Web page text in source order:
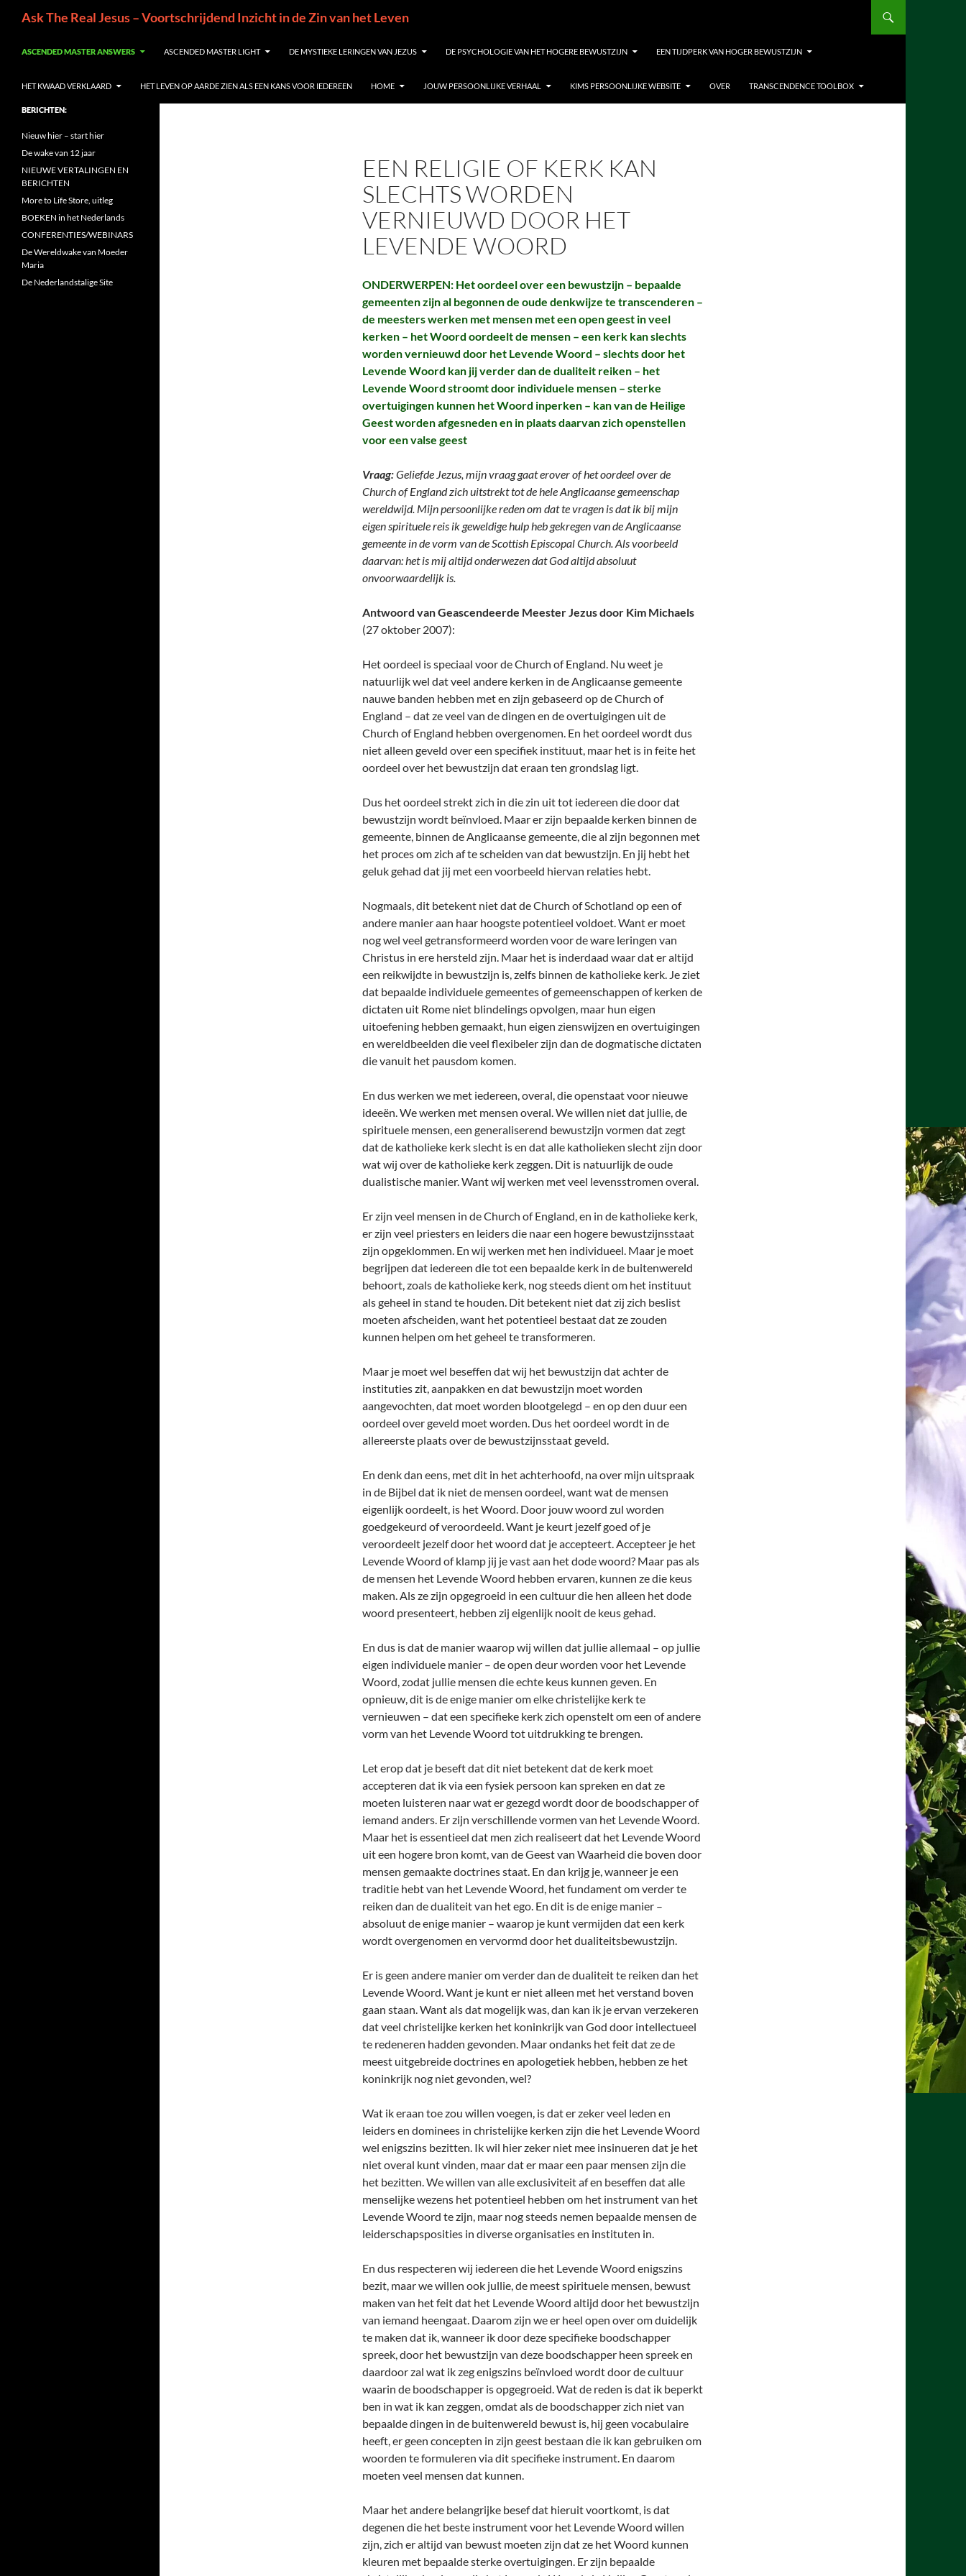
inhoud
Ask The Real Jesus – Voortschrijdend Inzicht in de Zin van het Leven
ASCENDED MASTER ANSWERS ASCENDED MASTER LIGHT DE MYSTIEKE LERINGEN VAN JEZUS DE PSYCHOLOGIE VAN HET HOGERE BEWUSTZIJN EEN TIJDPERK VAN HOGER BEWUSTZIJN
HET KWAAD VERKLAARD HET LEVEN OP AARDE ZIEN ALS EEN KANS VOOR IEDEREEN HOME JOUW PERSOONLIJKE VERHAAL KIMS PERSOONLIJKE WEBSITE OVER TRANSCENDENCE TOOLBOX
EEN RELIGIE OF KERK KAN
SLECHTS WORDEN
VERNIEUWD DOOR HET
LEVENDE WOORD
ONDERWERPEN: Het oordeel over een bewustzijn – bepaalde
gemeenten zijn al begonnen de oude denkwijze te transcenderen –
de meesters werken met mensen met een open geest in veel
kerken – het Woord oordeelt de mensen – een kerk kan slechts
worden vernieuwd door het Levende Woord – slechts door het
Levende Woord kan jij verder dan de dualiteit reiken – het
Levende Woord stroomt door individuele mensen – sterke
overtuigingen kunnen het Woord inperken – kan van de Heilige
Geest worden afgesneden en in plaats daarvan zich openstellen
voor een valse geest
Vraag:Geliefde Jezus, mijn vraag gaat erover of het oordeel over de
Church of England zich uitstrekt tot de hele Anglicaanse gemeenschap
wereldwijd. Mijn persoonlijke reden om dat te vragen is dat ik bij mijn
eigen spirituele reis ik geweldige hulp heb gekregen van de Anglicaanse
gemeente in de vorm van de Scottish Episcopal Church. Als voorbeeld
daarvan: het is mij altijd onderwezen dat God altijd absoluut
onvoorwaardelijk is.
Antwoord van Geascendeerde Meester Jezus door Kim Michaels
(27 oktober 2007):
Het oordeel is speciaal voor de Church of England. Nu weet je
natuurlijk wel dat veel andere kerken in de Anglicaanse gemeente
nauwe banden hebben met en zijn gebaseerd op de Church of
England – dat ze veel van de dingen en de overtuigingen uit de
Church of England hebben overgenomen. En het oordeel wordt dus
niet alleen geveld over een specifiek instituut, maar het is in feite het
oordeel over het bewustzijn dat eraan ten grondslag ligt.
Dus het oordeel strekt zich in die zin uit tot iedereen die door dat
bewustzijn wordt beïnvloed. Maar er zijn bepaalde kerken binnen de
gemeente, binnen de Anglicaanse gemeente, die al zijn begonnen met
het proces om zich af te scheiden van dat bewustzijn. En jij hebt het
geluk gehad dat jij met een voorbeeld hiervan relaties hebt.
Nogmaals, dit betekent niet dat de Church of Schotland op een of
andere manier aan haar hoogste potentieel voldoet. Want er moet
nog wel veel getransformeerd worden voor de ware leringen van
Christus in ere hersteld zijn. Maar het is inderdaad waar dat er altijd
een reikwijdte in bewustzijn is, zelfs binnen de katholieke kerk. Je ziet
dat bepaalde individuele gemeentes of gemeenschappen of kerken de
dictaten uit Rome niet blindelings opvolgen, maar hun eigen
uitoefening hebben gemaakt, hun eigen zienswijzen en overtuigingen
en wereldbeelden die veel flexibeler zijn dan de dogmatische dictaten
die vanuit het pausdom komen.
En dus werken we met iedereen, overal, die openstaat voor nieuwe
ideeën. We werken met mensen overal. We willen niet dat jullie, de
spirituele mensen, een generaliserend bewustzijn vormen dat zegt
dat de katholieke kerk slecht is en dat alle katholieken slecht zijn door
wat wij over de katholieke kerk zeggen. Dit is natuurlijk de oude
dualistische manier. Want wij werken met veel levensstromen overal.
Er zijn veel mensen in de Church of England, en in de katholieke kerk,
er zijn veel priesters en leiders die naar een hogere bewustzijnsstaat
zijn opgeklommen. En wij werken met hen individueel. Maar je moet
begrijpen dat iedereen die tot een bepaalde kerk in de buitenwereld
behoort, zoals de katholieke kerk, nog steeds dient om het instituut
als geheel in stand te houden. Dit betekent niet dat zij zich beslist
moeten afscheiden, want het potentieel bestaat dat ze zouden
kunnen helpen om het geheel te transformeren.
Maar je moet wel beseffen dat wij het bewustzijn dat achter de
instituties zit, aanpakken en dat bewustzijn moet worden
aangevochten, dat moet worden blootgelegd – en op den duur een
oordeel over geveld moet worden. Dus het oordeel wordt in de
allereerste plaats over de bewustzijnsstaat geveld.
En denk dan eens, met dit in het achterhoofd, na over mijn uitspraak
in de Bijbel dat ik niet de mensen oordeel, want wat de mensen
eigenlijk oordeelt, is het Woord. Door jouw woord zul worden
goedgekeurd of veroordeeld. Want je keurt jezelf goed of je
veroordeelt jezelf door het woord dat je accepteert. Accepteer je het
Levende Woord of klamp jij je vast aan het dode woord? Maar pas als
de mensen het Levende Woord hebben ervaren, kunnen ze die keus
maken. Als ze zijn opgegroeid in een cultuur die hen alleen het dode
woord presenteert, hebben zij eigenlijk nooit de keus gehad.
En dus is dat de manier waarop wij willen dat jullie allemaal – op jullie
eigen individuele manier – de open deur worden voor het Levende
Woord, zodat jullie mensen die echte keus kunnen geven. En
opnieuw, dit is de enige manier om elke christelijke kerk te
vernieuwen – dat een specifieke kerk zich openstelt om een of andere
vorm van het Levende Woord tot uitdrukking te brengen.
Let erop dat je beseft dat dit niet betekent dat de kerk moet
accepteren dat ik via een fysiek persoon kan spreken en dat ze
moeten luisteren naar wat er gezegd wordt door de boodschapper of
iemand anders. Er zijn verschillende vormen van het Levende Woord.
Maar het is essentieel dat men zich realiseert dat het Levende Woord
uit een hogere bron komt, van de Geest van Waarheid die boven door
mensen gemaakte doctrines staat. En dan krijg je, wanneer je een
traditie hebt van het Levende Woord, het fundament om verder te
reiken dan de dualiteit van het ego. En dit is de enige manier –
absoluut de enige manier – waarop je kunt vermijden dat een kerk
wordt overgenomen en vervormd door het dualiteitsbewustzijn.
Er is geen andere manier om verder dan de dualiteit te reiken dan het
Levende Woord. Want je kunt er niet alleen met het verstand boven
gaan staan. Want als dat mogelijk was, dan kan ik je ervan verzekeren
dat veel christelijke kerken het koninkrijk van God door intellectueel
te redeneren hadden gevonden. Maar ondanks het feit dat ze de
meest uitgebreide doctrines en apologetiek hebben, hebben ze het
koninkrijk nog niet gevonden, wel?
Wat ik eraan toe zou willen voegen, is dat er zeker veel leden en
leiders en dominees in christelijke kerken zijn die het Levende Woord
wel enigszins bezitten. Ik wil hier zeker niet mee insinueren dat je het
niet overal kunt vinden, maar dat er maar een paar mensen zijn die
het bezitten. We willen van alle exclusiviteit af en beseffen dat alle
menselijke wezens het potentieel hebben om het instrument van het
Levende Woord te zijn, maar nog steeds nemen bepaalde mensen de
leiderschapsposities in diverse organisaties en instituten in.
En dus respecteren wij iedereen die het Levende Woord enigszins
bezit, maar we willen ook jullie, de meest spirituele mensen, bewust
maken van het feit dat het Levende Woord altijd door het bewustzijn
van iemand heengaat. Daarom zijn we er heel open over om duidelijk
te maken dat ik, wanneer ik door deze specifieke boodschapper
spreek, door het bewustzijn van deze boodschapper heen spreek en
daardoor zal wat ik zeg enigszins beïnvloed wordt door de cultuur
waarin de boodschapper is opgegroeid. Wat de reden is dat ik beperkt
ben in wat ik kan zeggen, omdat als de boodschapper zich niet van
bepaalde dingen in de buitenwereld bewust is, hij geen vocabulaire
heeft, er geen concepten in zijn geest bestaan die ik kan gebruiken om
woorden te formuleren via dit specifieke instrument. En daarom
moeten veel mensen dat kunnen.
Maar het andere belangrijke besef dat hieruit voortkomt, is dat
degenen die het beste instrument voor het Levende Woord willen
zijn, zich er altijd van bewust moeten zijn dat ze het Woord kunnen
kleuren met bepaalde sterke overtuigingen. Er zijn bepaalde
BERICHTEN:
Nieuw hier – start hier
De wake van 12 jaar
NIEUWE VERTALINGEN EN
BERICHTEN
More to Life Store, uitleg
BOEKEN in het Nederlands
CONFERENTIES/WEBINARS
De Wereldwake van Moeder
Maria
De Nederlandstalige Site